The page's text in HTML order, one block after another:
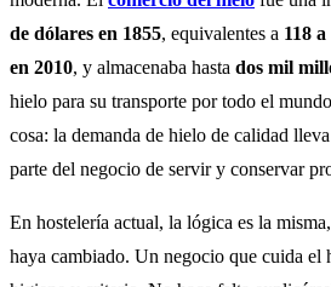
de dólares en 1855, equivalentes a 118
en 2010, y almacenaba hasta dos mil
hielo para su transporte por todo el
cosa: la demanda de hielo de calidad
parte del negocio de servir y conservar
En hostelería actual, la lógica es la
haya cambiado. Un negocio que cuida el